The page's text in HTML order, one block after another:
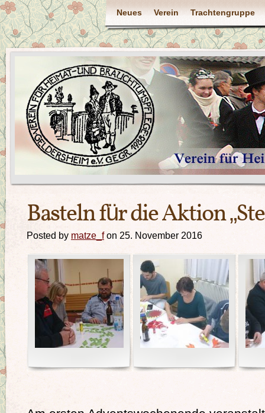
Neues Verein Trachtengruppe
Basteln für die Aktion
Posted by matze_fon 25. November 2016